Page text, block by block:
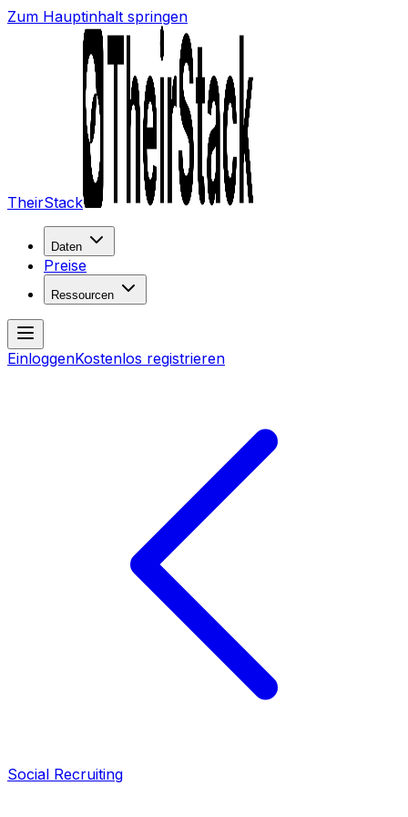
Zum Hauptinhalt springen
TheirStack
Daten
Preise
Ressourcen
EinloggenKostenlos registrieren
Social Recruiting